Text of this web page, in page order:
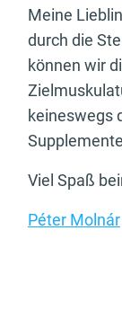
Meine
durch die
können wir
keineswegs
Viel Spaß
Péter Molnár